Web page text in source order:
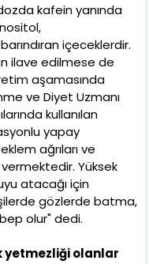
kafein yanında
içeceklerdir.
ilave edilmese de
aşamasında
ve Diyet Uzmanı
kullanılan
yapay
ağrıları ve
Yüksek
atacağı için
gözlerde batma,
olur" dedi.
yetmezliği olanlar